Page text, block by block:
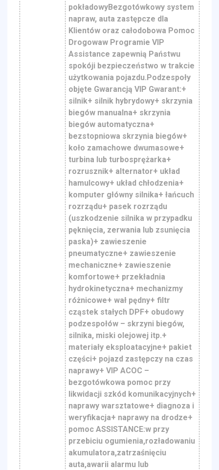
pokładowyBezgotówkowy system
napraw, auta zastępcze dla
Klientów oraz całodobowa Pomoc
Drogowaw Programie VIP
Assistance zapewnią Państwu
spokóji bezpieczeństwo w trakcie
użytkowania pojazdu.Podzespoły
objęte Gwarancją VIP Gwarant:+
silnik+ silnik hybrydowy+ skrzynia
biegów manualna+ skrzynia
biegów automatyczna+
bezstopniowa skrzynia biegów+
koło zamachowe dwumasowe+
turbina lub turbosprężarka+
rozrusznik+ alternator+ układ
hamulcowy+ układ chłodzenia+
komputer główny silnika+ łańcuch
rozrządu+ pasek rozrządu
(uszkodzenie silnika w przypadku
pęknięcia, zerwania lub zsunięcia
paska)+ zawieszenie
pneumatyczne+ zawieszenie
mechaniczne+ zawieszenie
komfortowe+ przekładnia
hydrokinetyczna+ mechanizmy
różnicowe+ wał pędny+ filtr
cząstek stałych DPF+ obudowy
podzespołów – skrzyni biegów,
silnika, miski olejowej itp.+
materiały eksploatacyjne+ pakiet
części+ pojazd zastępczy na czas
naprawy+ VIP ACOC –
bezgotówkowa pomoc przy
likwidacji szkód komunikacyjnych+
naprawy warsztatowe+ diagnoza i
weryfikacja+ naprawy na drodze+
pomoc ASSISTANCE:w przy
przebiciu ogumienia,rozładowaniu
akumulatora,zatrzaśnięciu
auta,awarii alarmu lub